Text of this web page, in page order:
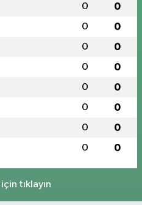
0 0
0 0
0 0
0 0
0 0
0 0
0 0
0 0
tıklayın